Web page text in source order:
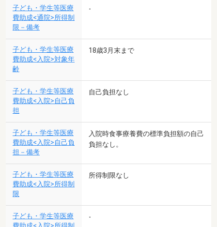
子ども・学生等医療
費助成<通院>所得制
限－備考
-
子ども・学生等医療
費助成<入院>対象年
齢
18歳3月末まで
子ども・学生等医療
費助成<入院>自己負
担
自己負担なし
子ども・学生等医療
費助成<入院>自己負
担－備考
入院時食事療養費の標準負担額の自己
負担なし。
子ども・学生等医療
費助成<入院>所得制
限
所得制限なし
子ども・学生等医療
-